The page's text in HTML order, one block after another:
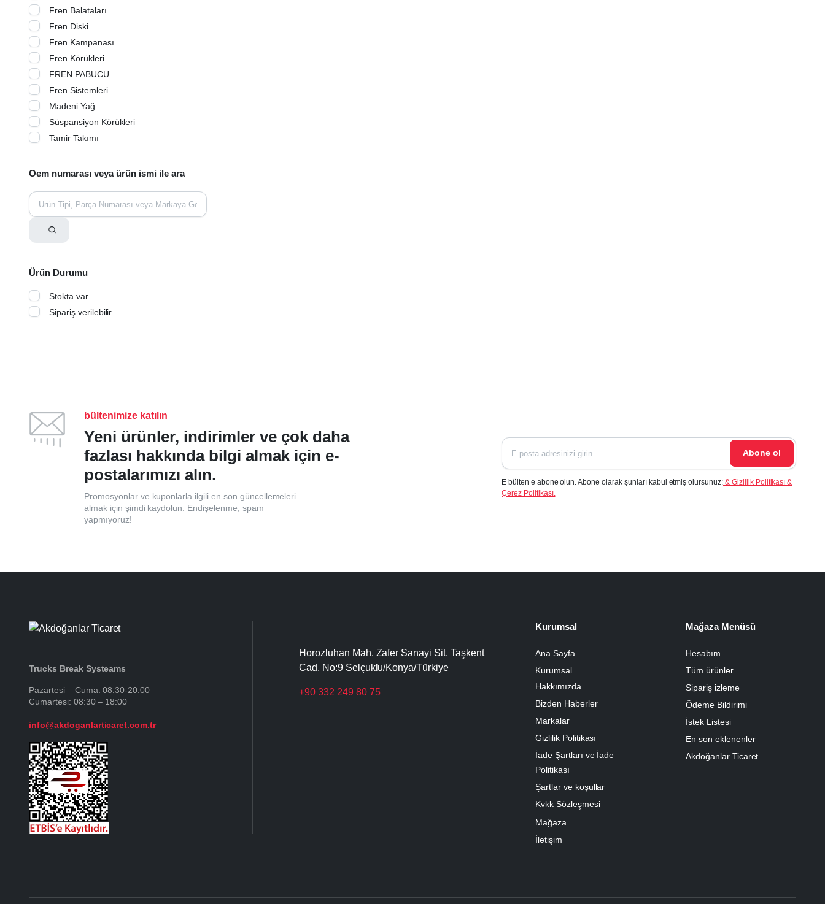
Fren Balataları
Fren Diski
Fren Kampanası
Fren Körükleri
FREN PABUCU
Fren Sistemleri
Madeni Yağ
Süspansiyon Körükleri
Tamir Takımı
Oem numarası veya ürün ismi ile ara
Ürün Durumu
Stokta var
Sipariş verilebilir
bültenimize katılın
Yeni ürünler, indirimler ve çok daha
fazlası hakkında bilgi almak için e-
postalarımızı alın.
Promosyonlar ve kuponlarla ilgili en son güncellemeleri
almak için şimdi kaydolun. Endişelenme, spam
yapmıyoruz!
Abone ol
E bülten e abone olun. Abone olarak şunları kabul etmiş olursunuz: & Gizlilik Politikası &
Çerez Politikası.
Trucks Break Systeams
Pazartesi – Cuma: 08:30-20:00
Cumartesi: 08:30 – 18:00
info@akdoganlarticaret.com.tr
Horozluhan Mah. Zafer Sanayi Sit. Taşkent
Cad. No:9 Selçuklu/Konya/Türkiye
+90 332 249 80 75
Kurumsal
Ana Sayfa
Kurumsal
Hakkımızda
Bizden Haberler
Markalar
Gizlilik Politikası
İade Şartları ve İade
Politikası
Şartlar ve koşullar
Kvkk Sözleşmesi
Mağaza
İletişim
Mağaza Menüsü
Hesabım
Tüm ürünler
Sipariş izleme
Ödeme Bildirimi
İstek Listesi
En son eklenenler
Akdoğanlar Ticaret